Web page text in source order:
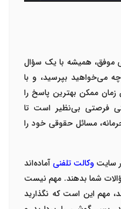
موفق، همیشه با یک سؤال
می‌خواهید بپرسید، و با
زمان ممکن بهترین پاسخ را
فرصتی بی‌نظیر است تا
مسائل حقوقی خود را
سایت وکالت تلفنیآماده‌اند
شما بدهند. مهم نیست
مهم این است که نگذارید